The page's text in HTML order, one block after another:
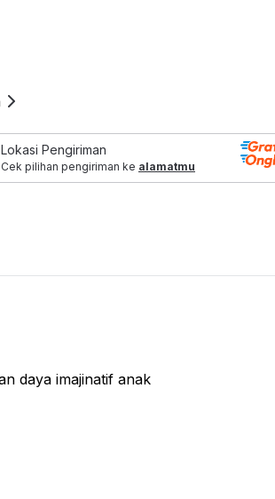
Lokasi Pengiriman
Cek pilihan pengiriman ke alamatmu
daya imajinatif anak